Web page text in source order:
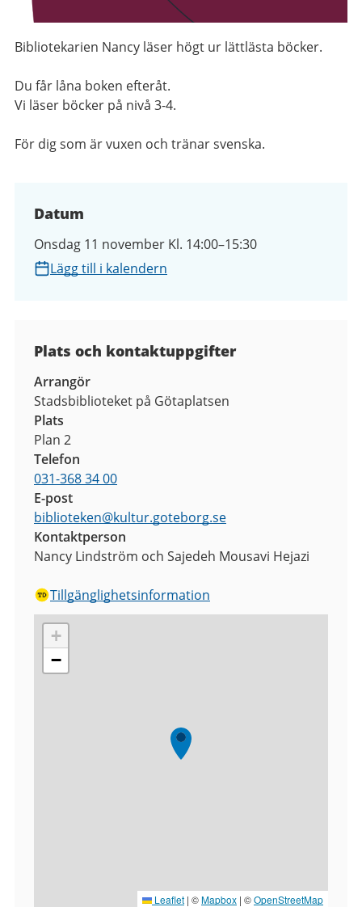
Bibliotekarien Nancy läser högt ur lättlästa böcker.
Du får låna boken efteråt.
Vi läser böcker på nivå 3-4.
För dig som är vuxen och tränarsvenska.
Datum
Onsdag 11 november Kl. 14:00–15:30
Lägg till i kalendern
Plats och kontaktuppgifter
Arrangör
Stadsbiblioteket på Götaplatsen
Plats
Plan 2
Telefon
031-368 34 00
E-post
biblioteken@kultur.goteborg.se
Kontaktperson
Nancy Lindström och Sajedeh Mousavi Hejazi
Tillgänglighetsinformation
+
−
Leaflet | ©Mapbox | ©OpenStreetMap